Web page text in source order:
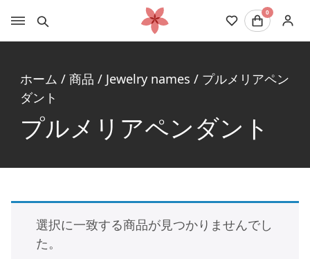
0
ホーム / 商品 / Jewelry names / プルメリアペン
ダント
プルメリアペンダント
選択に一致する商品が見つかりませんでし
た。